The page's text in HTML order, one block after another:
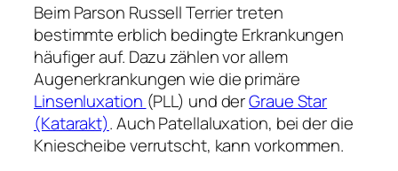
Beim Parson Russell Terrier treten
bestimmte erblich bedingte Erkrankungen
häufiger auf. Dazu zählen vor allem
Augenerkrankungen wie die primäre
Linsenluxation (PLL) und derGraue Star
(Katarakt). Auch Patellaluxation, bei der die
Kniescheibe verrutscht, kann vorkommen.